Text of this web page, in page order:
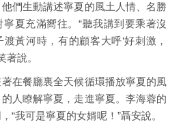
們生動講述寧夏的風土人情、名勝
夏充滿嚮往。“聽我講到要乘著沒
黃河時，有的顧客大呼‘好刺激，
著說。
在餐廳裏全天候循環播放寧夏的風
人瞭解寧夏，走進寧夏。李海蓉的
“我可是寧夏的女婿呢！”聶安說。